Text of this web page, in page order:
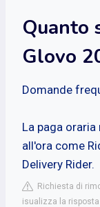
Quanto
Glovo
Domande
La paga
all'ora come
Delivery Rider.
Richiesta di
isualizza la